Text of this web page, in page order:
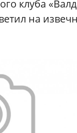
клуба
на